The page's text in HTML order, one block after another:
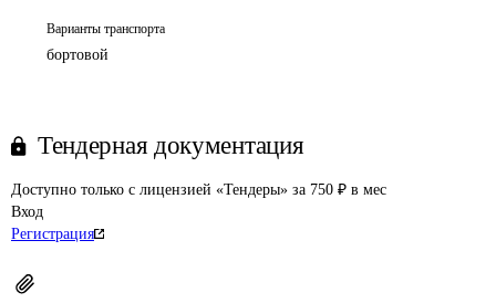
Варианты транспорта
бортовой
Тендерная документация
Доступно только с лицензией «Тендеры» за 750 ₽ в мес
Вход
Регистрация